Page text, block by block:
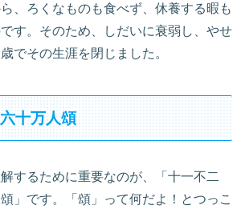
、ろくなものも食べず、休養する暇も
す。そのため、しだいに衰弱し、やせ
でその生涯を閉じました。
十万人頌
するために重要なのが、「十一不二
」です。「頌」って何だよ！とつっこ